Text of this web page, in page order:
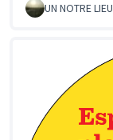
UN NOTRE LIEU